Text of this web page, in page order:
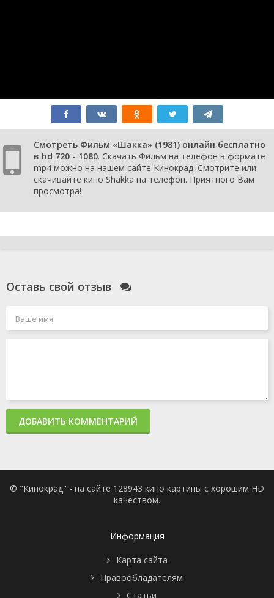
Смотреть Фильм «Шакка» (1981) онлайн бесплатно
в hd 720 - 1080. Скачать Фильм на телефон в формате
mp4 можно на нашем сайте Кинокрад. Смотрите или
скачивайте кино Shakka на телефон. Приятного Вам
просмотра!
Оставь свой отзыв
ДОБАВИТЬ КОММЕНТАРИЙ
© "Кинокрад" - на сайте 128943 кино картины с хорошим HD
качеством.
Информация
Карта сайта
Правообладателям
Статьи